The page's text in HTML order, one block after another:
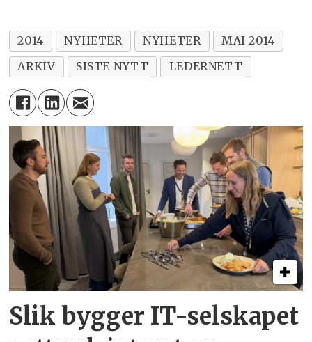
2014 NYHETER NYHETER
MAI 2014
ARKIV
SISTE NYTT LEDERNETT
Slik bygger IT-selskapet